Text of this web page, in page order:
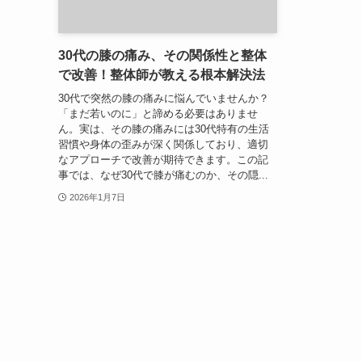
30代の膝の痛み、その関係性と整体
で改善！整体師が教える根本解決法
30代で突然の膝の痛みに悩んでいませんか？
「まだ若いのに」と諦める必要はありませ
ん。実は、その膝の痛みには30代特有の生活
習慣や身体の歪みが深く関係しており、適切
なアプローチで改善が期待できます。この記
事では、なぜ30代で膝が痛むのか、その隠...
2026年1月7日